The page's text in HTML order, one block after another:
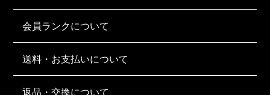
会員ランクについて
送料・お支払いについて
返品・交換について